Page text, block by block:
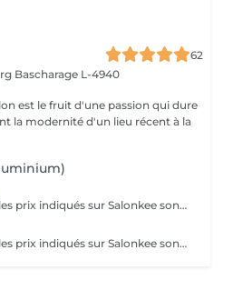
62
Bascharage L-4940
est le fruit d'une passion qui dure
la modernité d'un lieu récent à la
Veuillez prendre note que les prix indiqués sur Salonkee sont communiqués à titre informatif et s'entendent de base. Ces derniers sont susceptibles de varier selon le diagnostic réalisé à votre arrivée au salon et l'expertise du professionnel à qui vous confiez votre beauté. Dans tous les cas, un devis précis vous sera proposé et toutes réalisations de prestations seront effectuées avec votre accord. Un grand merci d'avance pour votre compréhension. Au plaisir de vous revoir très vite.
Veuillez prendre note que les prix indiqués sur Salonkee sont communiqués à titre informatif et s'entendent de base. Ces derniers sont susceptibles de varier selon le diagnostic réalisé à votre arrivée au salon et l'expertise du professionnel à qui vous confiez votre beauté. Dans tous les cas, un devis précis vous sera proposé et toutes réalisations de prestations seront effectuées avec votre accord. Un grand merci d'avance pour votre compréhension. Au plaisir de vous revoir très vite.